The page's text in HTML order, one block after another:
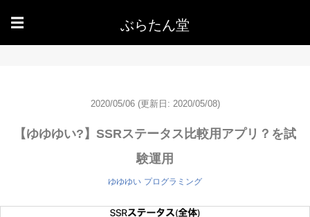
☰ ぶらたん堂
2020/05/06 (更新日: 2020/05/08)
【ゆゆゆい?】SSRステータス比較用アプリ？を試
験運用
ゆゆゆい プログラミング